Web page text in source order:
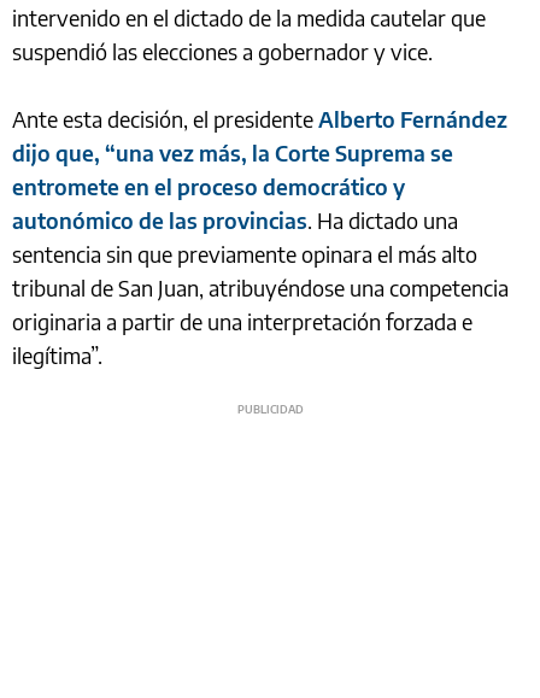
intervenido en el dictado de la medida cautelar que
suspendió las elecciones a gobernador y vice.
Ante esta decisión, el presidenteAlberto Fernández
dijo que, “una vez más, la Corte Suprema se
entromete en el proceso democrático y
autonómico de las provincias. Ha dictado una
sentencia sin que previamente opinara el más alto
tribunal de San Juan, atribuyéndose una competencia
originaria a partir de una interpretación forzada e
ilegítima”.